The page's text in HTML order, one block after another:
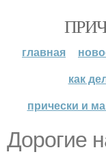
главная
как
прически и
Дорогие